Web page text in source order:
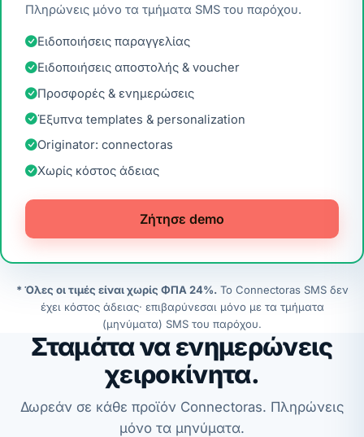
Πληρώνεις μόνο τα τμήματα SMS του παρόχου.
Ειδοποιήσεις παραγγελίας
Ειδοποιήσεις αποστολής & voucher
Προσφορές & ενημερώσεις
Έξυπνα templates & personalization
Originator: connectoras
Χωρίς κόστος άδειας
Ζήτησε demo
* Όλες οι τιμές είναι χωρίς ΦΠΑ 24%. Το Connectoras SMS δεν
έχει κόστος άδειας· επιβαρύνεσαι μόνο με τα τμήματα
(μηνύματα) SMS του παρόχου.
Σταμάτα να ενημερώνεις
χειροκίνητα.
Δωρεάν σε κάθε προϊόν Connectoras. Πληρώνεις
μόνο τα μηνύματα.